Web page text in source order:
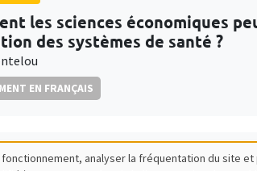
les sciences économiques
des systèmes de santé ?
EN FRANÇAIS
SCIENCES ECHOS
analyser la fréquentation du site